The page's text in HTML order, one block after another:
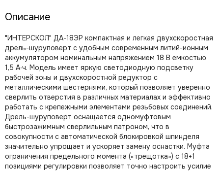
Описание
"ИНТЕРСКОЛ" ДА-18ЭР компактная и легкая двухскоростная
дрель-шуруповерт с удобным современным литий-ионным
аккумулятором номинальным напряжением 18 В емкостью
1,5 А∙ч. Модель имеет яркую светодиодную подсветку
рабочей зоны и двухскоростной редуктор с
металлическими шестернями, который позволяет уверенно
сверлить отверстия в различных материалах и эффективно
работать с крепежными элементами резьбовых соединений.
Дрель-шуруповерт оснащается одномуфтовым
быстрозажимным сверлильным патроном, что в
совокупности с автоматической блокировкой шпинделя
значительно упрощает и ускоряет замену оснастки. Муфта
ограничения предельного момента («трещотка») с 18+1
позициями регулировки позволяет точно настроить усилие